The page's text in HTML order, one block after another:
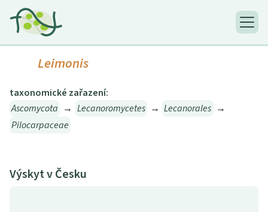
Leimonis
taxonomické zařazení:
Ascomycota → Lecanoromycetes → Lecanorales →
Pilocarpaceae
Výskyt v Česku